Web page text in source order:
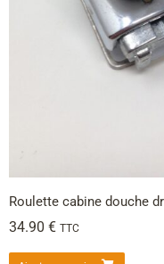
Roulette cabine douche
34.90 € TTC